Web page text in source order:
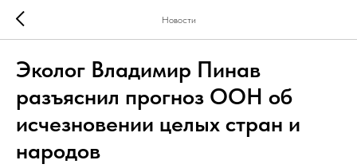
Новости
Эколог Владимир Пинав
разъяснил прогноз ООН об
исчезновении целых стран и
народов